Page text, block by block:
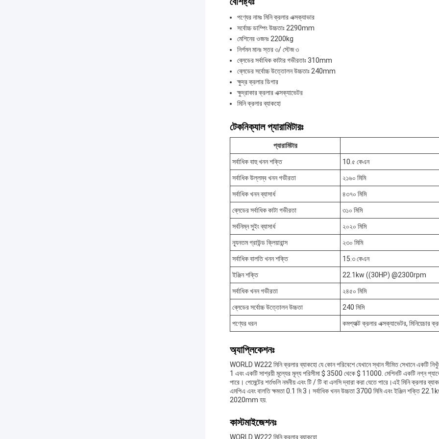
পণ্যের নামঃ মিনি ক্রলার এক্সক্যাভার
সর্বোচ্চ ডাম্পিং উচ্চতাঃ 2290mm
মেশিনের ওজনঃ 2200kg
নির্গমন মানঃ স্তর ৩/ স্টেজ ৩
ব্লেডের সর্বাধিক কাটার গভীরতাঃ 310mm
ব্লেডের সর্বোচ্চ উত্তোলন উচ্চতাঃ 240mm
ক্ষুদ্র ক্রলার ডিগার
ক্ষুদ্রাকার ক্রলার এক্সক্যাভেটর
মিনি ক্রলার ব্যাকহো
টেকনিক্যাল প্যারামিটারঃ
প্যারামিটার
সর্বাধিক বাহু খনন শক্তি 10.৫ কেএন
সর্বাধিক উল্লম্ব খনন গভীরতা ২১৬০ মিমি
সর্বাধিক খনন ব্যাসার্ধ ৪৩৭০ মিমি
ব্লেডের সর্বাধিক কাটা গভীরতা ৩১০ মিমি
সর্বনিম্ন সুইং ব্যাসার্ধ ২০২০ মিমি
ন্যূনতম গ্রাউন্ড ক্লিয়ারান্স ২৩০ মিমি
সর্বাধিক বালতি খনন শক্তি 15.৩ কেএন
ইঞ্জিন শক্তি 22.1kw ((30HP) @2300rpm
সর্বাধিক খনন গভীরতা ২৪৫০ মিমি
ব্লেডের সর্বোচ্চ উত্তোলন উচ্চতা 240 মিমি
পণ্যের ধরন কমপ্যাক্ট ক্রলার এক্সক্যাভেটর, মিনিয়েচার
অ্যাপ্লিকেশনঃ
WORLD W222 মিনি ক্রলার ব্যাকহো যে কোন পরিবেশে যেখানে স্থান সীমিত সেখানে একটি
1 এবং একটি সাশ্রয়ী মূল্যের মূল্য পরিসীমা $ 3500 থেকে $ 11000. মেশিনটি একটি নগ্ন
পারে। পেমেন্টের শর্তগুলি নমনীয় এবং টি / টি বা এলসি দ্বারা করা যেতে পারে।এই মিনি ক্রলার
এমপিএ এবং বালতি ক্ষমতা 0.1 মি 3। সর্বাধিক খনন উচ্চতা 3700 মিমি এবং ইঞ্জিন শক্তি
2020mm হয়.
কাস্টমাইজেশনঃ
WORLD W222 মিনি ক্রলার ব্যাকহো